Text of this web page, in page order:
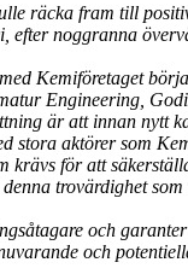
räcka fram till
noggranna
Kemiföretaget
Engineering,
är att innan
stora aktörer som
för att
trovärdighet
och
och